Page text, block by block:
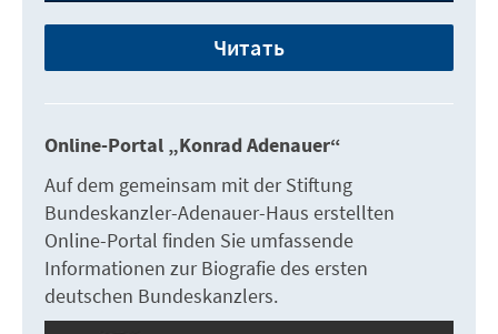
Читать
Online-Portal „Konrad Adenauer“
Auf dem gemeinsam mit der Stiftung
Bundeskanzler-Adenauer-Haus erstellten
Online-Portal finden Sie umfassende
Informationen zur Biografie des ersten
deutschen Bundeskanzlers.